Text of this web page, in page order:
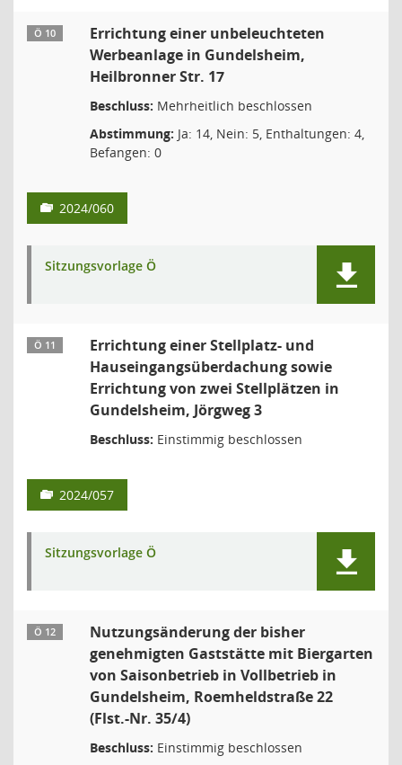
Ö 10
Errichtung einer unbeleuchteten
Werbeanlage in Gundelsheim,
Heilbronner Str. 17
Beschluss: Mehrheitlich beschlossen
Abstimmung: Ja: 14, Nein: 5, Enthaltungen: 4,
Befangen: 0
2024/060
Sitzungsvorlage Ö
Ö 11
Errichtung einer Stellplatz- und
Hauseingangsüberdachung sowie
Errichtung von zwei Stellplätzen in
Gundelsheim, Jörgweg 3
Beschluss: Einstimmig beschlossen
2024/057
Sitzungsvorlage Ö
Ö 12
Nutzungsänderung der bisher
genehmigten Gaststätte mit Biergarten
von Saisonbetrieb in Vollbetrieb in
Gundelsheim, Roemheldstraße 22
(Flst.-Nr. 35/4)
Beschluss: Einstimmig beschlossen